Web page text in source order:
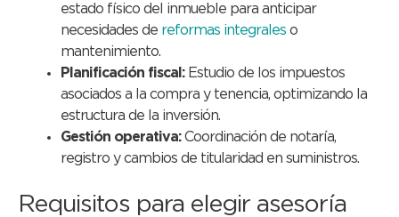
estado físico del inmueble para anticipar
necesidades de reformas integrales o
mantenimiento.
Planificación fiscal:Estudio de los impuestos
asociados a la compra y tenencia, optimizando la
estructura de la inversión.
Gestión operativa:Coordinación de notaría,
registro y cambios de titularidad en suministros.
Requisitos para elegir asesoría